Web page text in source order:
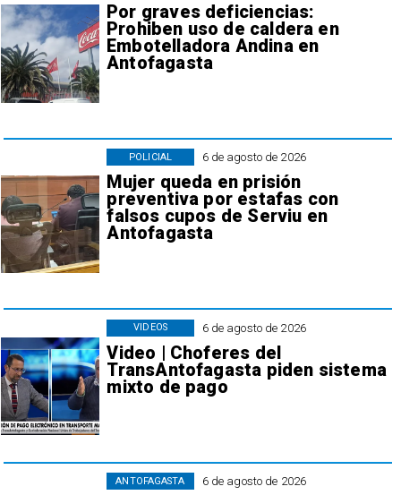
Por graves deficiencias:
Prohiben uso de caldera en
Embotelladora Andina en
Antofagasta
6 de agosto de 2026
Mujer queda en prisión
preventiva por estafas con
falsos cupos de Serviu en
Antofagasta
POLICIAL
6 de agosto de 2026
Video | Choferes del
TransAntofagasta piden sistema
mixto de pago
VIDEOS
6 de agosto de 2026
ANTOFAGASTA